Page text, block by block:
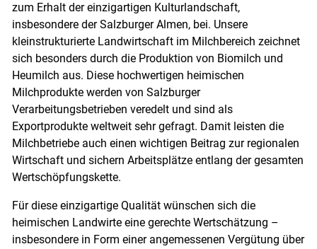
zum Erhalt der einzigartigen Kulturlandschaft,
insbesondere der Salzburger Almen, bei. Unsere
kleinstrukturierte Landwirtschaft im Milchbereich zeichnet
sich besonders durch die Produktion von Biomilch und
Heumilch aus. Diese hochwertigen heimischen
Milchprodukte werden von Salzburger
Verarbeitungsbetrieben veredelt und sind als
Exportprodukte weltweit sehr gefragt. Damit leisten die
Milchbetriebe auch einen wichtigen Beitrag zur regionalen
Wirtschaft und sichern Arbeitsplätze entlang der gesamten
Wertschöpfungskette.
Für diese einzigartige Qualität wünschen sich die
heimischen Landwirte eine gerechte Wertschätzung –
insbesondere in Form einer angemessenen Vergütung über